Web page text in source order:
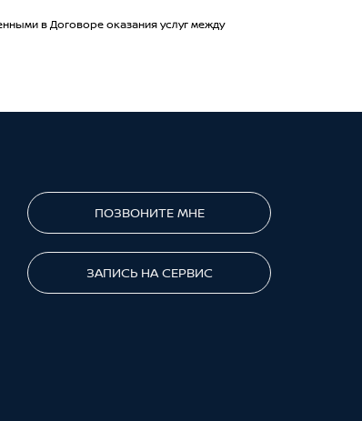
в Договоре оказания услуг между
ПОЗВОНИТЕ МНЕ
ЗАПИСЬ НА СЕРВИС